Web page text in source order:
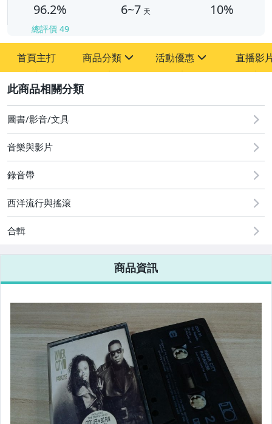
96.2%
總評價 49
6~7 天 10%
首頁主打 商品分類
其它
活動優惠
[全店] 粉絲專享
[全店] 週年慶
直播影
圖書/影音/文具
音樂與影片
錄音帶
西洋流行與搖滾
合輯
商品資訊